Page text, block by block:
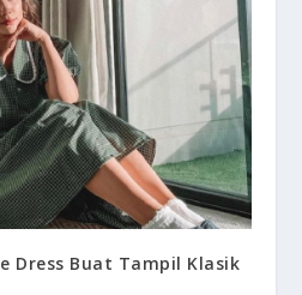
Dress Buat Tampil Klasik